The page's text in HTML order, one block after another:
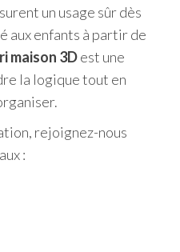
un usage sûr dès
aux enfants à partir de
maison 3Dest une
la logique tout en
rejoignez-nous
: